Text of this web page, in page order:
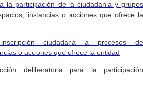
la participación de la ciudadanía y grupos
instancias o acciones que ofrece la
ciudadana a procesos de
o acciones que ofrece la entidad
deliberatoria para la participación